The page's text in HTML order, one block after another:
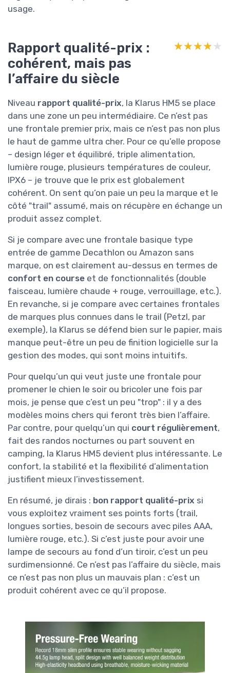
usage.
Rapport qualité-prix :
cohérent, mais pas
l’affaire du siècle
★★★★★
★★★★★
Niveau rapport qualité-prix, la Klarus HM5 se place
dans une zone un peu intermédiaire. Ce n’est pas
une frontale premier prix, mais ce n’est pas non plus
le haut de gamme ultra cher. Pour ce qu’elle propose
– design léger et équilibré, triple alimentation,
lumière rouge, plusieurs températures de couleur,
IPX6 – je trouve que le prix est globalement
cohérent. On sent qu’on paie un peu la marque et le
côté "trail" assumé, mais on récupère en échange un
produit assez complet.
Si je compare avec une frontale basique type
entrée de gamme Decathlon ou Amazon sans
marque, on est clairement au-dessus en termes de
confort en course et de fonctionnalités (double
faisceau, lumière chaude + rouge, verrouillage, etc.).
En revanche, si je compare avec certaines frontales
de marques plus connues dans le trail (Petzl, par
exemple), la Klarus se défend bien sur le papier, mais
manque peut-être un peu de finition logicielle sur la
gestion des modes, qui sont moins intuitifs.
Pour quelqu’un qui veut juste une frontale pour
promener le chien le soir ou bricoler une fois par
mois, je pense que c’est un peu "trop" : il y a des
modèles moins chers qui feront très bien l’affaire.
Par contre, pour quelqu’un qui court régulièrement,
fait des randos nocturnes ou part souvent en
camping, la Klarus HM5 devient plus intéressante. Le
confort, la stabilité et la flexibilité d’alimentation
justifient mieux l’investissement.
En résumé, je dirais : bon rapport qualité-prix si
vous exploitez vraiment ses points forts (trail,
longues sorties, besoin de secours avec piles AAA,
lumière rouge, etc.). Si c’est juste pour avoir une
lampe de secours au fond d’un tiroir, c’est un peu
surdimensionné. Ce n’est pas l’affaire du siècle, mais
ce n’est pas non plus un mauvais plan : c’est un
produit cohérent avec ce qu’il propose.